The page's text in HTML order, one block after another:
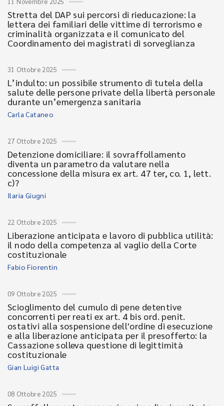
Stretta del DAP sui percorsi di rieducazione: la
lettera dei familiari delle vittime di terrorismo e
criminalità organizzata e il comunicato del
Coordinamento dei magistrati di sorveglianza
31 Ottobre 2025
L’indulto: un possibile strumento di tutela della
salute delle persone private della libertà personale
durante un’emergenza sanitaria
Carla Cataneo
27 Ottobre 2025
Detenzione domiciliare: il sovraffollamento
diventa un parametro da valutare nella
concessione della misura ex art. 47 ter, co. 1, lett.
c)?
Ilaria Giugni
22 Ottobre 2025
Liberazione anticipata e lavoro di pubblica utilità:
il nodo della competenza al vaglio della Corte
costituzionale
Fabio Fiorentin
09 Ottobre 2025
Scioglimento del cumulo di pene detentive
concorrenti per reati ex art. 4 bis ord. penit.
ostativi alla sospensione dell'ordine di esecuzione
e alla liberazione anticipata per il presofferto: la
Cassazione solleva questione di legittimità
costituzionale
Gian Luigi Gatta
08 Ottobre 2025